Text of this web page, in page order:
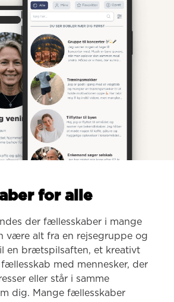
for alle
der fællesskaber i mange
være alt fra en rejsegruppe og
en brætspilsaften, et kreativt
med mennesker, der
eller står i samme
dig. Mange fællesskaber